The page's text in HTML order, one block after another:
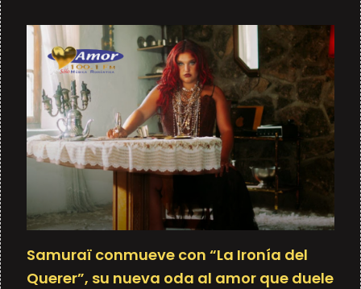
Samuraï conmueve con “La Ironía del
Querer”, su nueva oda al amor que duele